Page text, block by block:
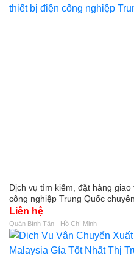
Dịch vụ tìm kiếm, đặt hàng
công nghiệp Trung Quốc
Liên hệ
Quận Bình Tân - Hồ Chí Minh